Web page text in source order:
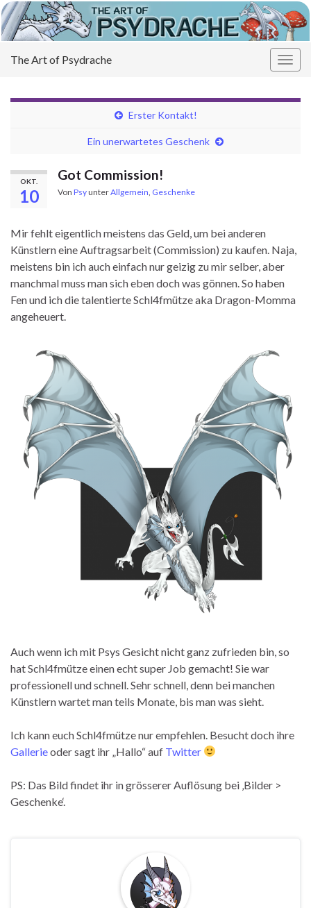
The Art of Psydrache
Erster Kontakt!
Ein unerwartetes Geschenk
OKT.
10
Got Commission!
Von PsyunterAllgemein Geschenke
Mir fehlt eigentlich meistens das Geld, um bei anderen
Künstlern eine Auftragsarbeit (Commission) zu kaufen. Naja,
meistens bin ich auch einfach nur geizig zu mir selber, aber
manchmal muss man sich eben doch was gönnen. So haben
Fen und ich die talentierte Schl4fmütze aka Dragon-Momma
angeheuert.
Auch wenn ich mit Psys Gesicht nicht ganz zufrieden bin, so
hat Schl4fmütze einen echt super Job gemacht! Sie war
professionell und schnell. Sehr schnell, denn bei manchen
Künstlern wartet man teils Monate, bis man was sieht.
Ich kann euch Schl4fmütze nur empfehlen. Besucht doch ihre
Gallerieoder sagt ihr „Hallo“ auf Twitter
PS: Das Bild findet ihr in grösserer Auflösung bei ‚Bilder >
Geschenke‘.